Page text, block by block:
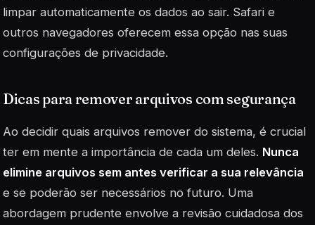
limpar automaticamente os dados ao sair. Safari e
outros navegadores oferecem essa opção nas suas
configurações de privacidade.
Dicas para remover arquivos com segurança
Ao decidir quais arquivos remover do sistema, é crucial
ter em mente a importância de cada um deles. Nunca
elimine arquivos sem antes verificar a sua relevância
e se poderão ser necessários no futuro. Uma
abordagem prudente envolve a revisão cuidadosa dos